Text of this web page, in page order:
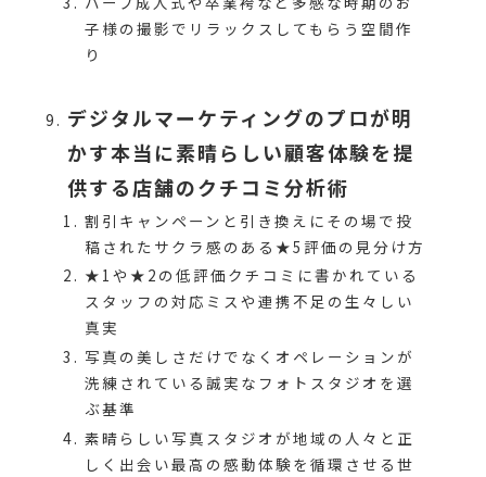
子様の撮影でリラックスしてもらう空間作
り
デジタルマーケティングのプロが明
かす本当に素晴らしい顧客体験を提
供する店舗のクチコミ分析術
割引キャンペーンと引き換えにその場で投
稿されたサクラ感のある★5評価の見分け方
★1や★2の低評価クチコミに書かれている
スタッフの対応ミスや連携不足の生々しい
真実
写真の美しさだけでなくオペレーションが
洗練されている誠実なフォトスタジオを選
ぶ基準
素晴らしい写真スタジオが地域の人々と正
しく出会い最高の感動体験を循環させる世